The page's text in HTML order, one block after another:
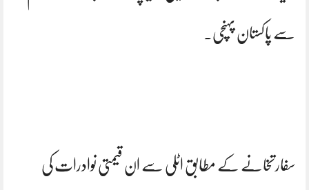
سے پاکستان پہنچی۔
سفارتخانے کے مطابق اٹلی سے ان قیمتی نوادرات کی